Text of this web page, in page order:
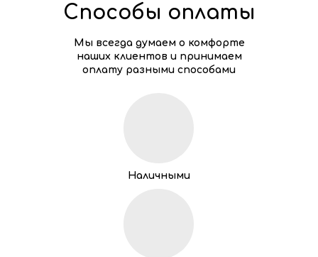
Наличными
Способы оплаты
Мы всегда думаем о комфорте
наших клиентов и принимаем
оплату разными способами